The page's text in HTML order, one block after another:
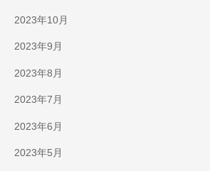
2023年10月
2023年9月
2023年8月
2023年7月
2023年6月
2023年5月